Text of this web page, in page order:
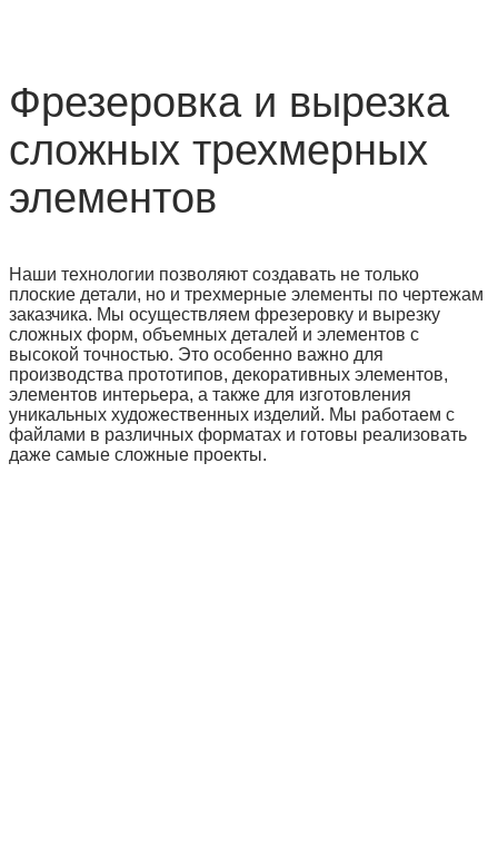
Фрезеровка и вырезка
сложных трехмерных
элементов
Наши технологии позволяют создавать не только
плоские детали, но и трехмерные элементы по чертежам
заказчика. Мы осуществляем фрезеровку и вырезку
сложных форм, объемных деталей и элементов с
высокой точностью. Это особенно важно для
производства прототипов, декоративных элементов,
элементов интерьера, а также для изготовления
уникальных художественных изделий. Мы работаем с
файлами в различных форматах и готовы реализовать
даже самые сложные проекты.